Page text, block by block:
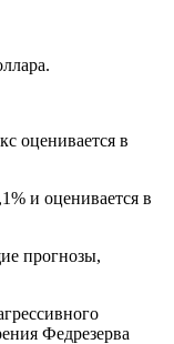
оценивается в
и оценивается в
прогнозы,
Федрезерва